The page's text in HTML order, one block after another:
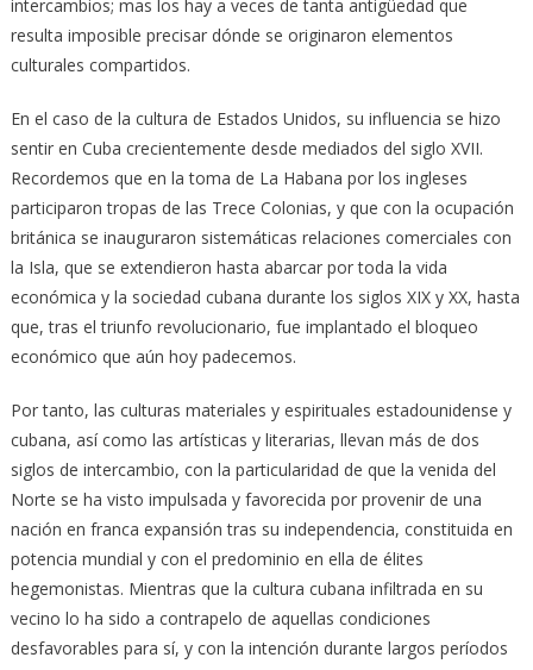
intercambios; mas los hay a veces de tanta antigüedad que
resulta imposible precisar dónde se originaron elementos
culturales compartidos.
En el caso de la cultura de Estados Unidos, su influencia se hizo
sentir en Cuba crecientemente desde mediados del siglo XVII.
Recordemos que en la toma de La Habana por los ingleses
participaron tropas de las Trece Colonias, y que con la ocupación
británica se inauguraron sistemáticas relaciones comerciales con
la Isla, que se extendieron hasta abarcar por toda la vida
económica y la sociedad cubana durante los siglos XIX y XX, hasta
que, tras el triunfo revolucionario, fue implantado el bloqueo
económico que aún hoy padecemos.
Por tanto, las culturas materiales y espirituales estadounidense y
cubana, así como las artísticas y literarias, llevan más de dos
siglos de intercambio, con la particularidad de que la venida del
Norte se ha visto impulsada y favorecida por provenir de una
nación en franca expansión tras su independencia, constituida en
potencia mundial y con el predominio en ella de élites
hegemonistas. Mientras que la cultura cubana infiltrada en su
vecino lo ha sido a contrapelo de aquellas condiciones
desfavorables para sí, y con la intención durante largos períodos